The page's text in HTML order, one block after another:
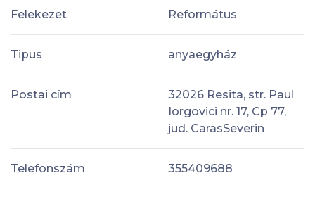
Felekezet Református
Tipus anyaegyház
Postai cím
32026 Resita, str. Paul
Iorgovici nr. 17, Cp 77,
jud. CarasSeverin
Telefonszám 355409688